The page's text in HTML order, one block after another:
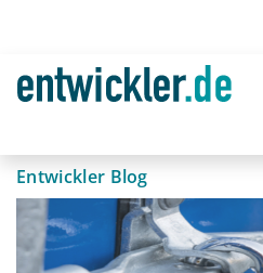
Entwickler Blog